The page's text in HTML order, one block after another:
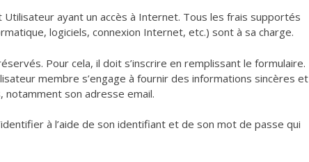
ayant un accès à Internet. Tous les frais supportés
logiciels, connexion Internet, etc.) sont à sa charge.
Pour cela, il doit s’inscrire en remplissant le formulaire.
membre s’engage à fournir des informations sincères et
son adresse email.
à l’aide de son identifiant et de son mot de passe qui